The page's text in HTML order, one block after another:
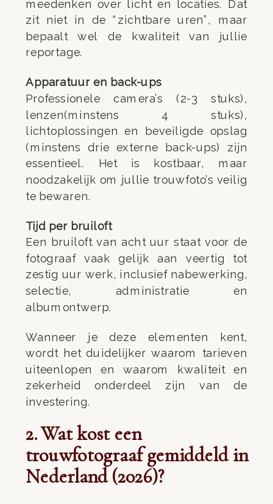
meedenken over licht en locaties. Dat
zit niet in de “zichtbare uren”, maar
bepaalt wel de kwaliteit van jullie
reportage.
Apparatuur en back-ups
Professionele camera’s (2-3 stuks),
lenzen(minstens 4 stuks),
lichtoplossingen en beveiligde opslag
(minstens drie externe back-ups) zijn
essentieel. Het is kostbaar, maar
noodzakelijk om jullie trouwfoto’s veilig
te bewaren.
Tijd per bruiloft
Een bruiloft van acht uur staat voor de
fotograaf vaak gelijk aan veertig tot
zestig uur werk, inclusief nabewerking,
selectie, administratie en
albumontwerp.
Wanneer je deze elementen kent,
wordt het duidelijker waarom tarieven
uiteenlopen en waarom kwaliteit en
zekerheid onderdeel zijn van de
investering.
2. Wat kost een
trouwfotograaf gemiddeld in
Nederland (2026)?